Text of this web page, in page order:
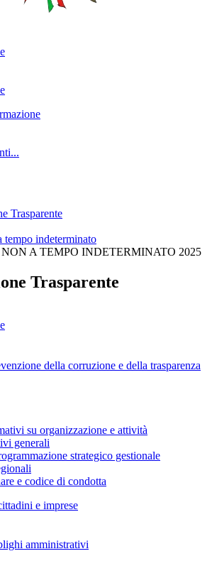
Trasparente
tempo indeterminato
A TEMPO INDETERMINATO 2025
Trasparente
della corruzione e della trasparenza
su organizzazione e attività
generali
strategico gestionale
e codice di condotta
e imprese
amministrativi